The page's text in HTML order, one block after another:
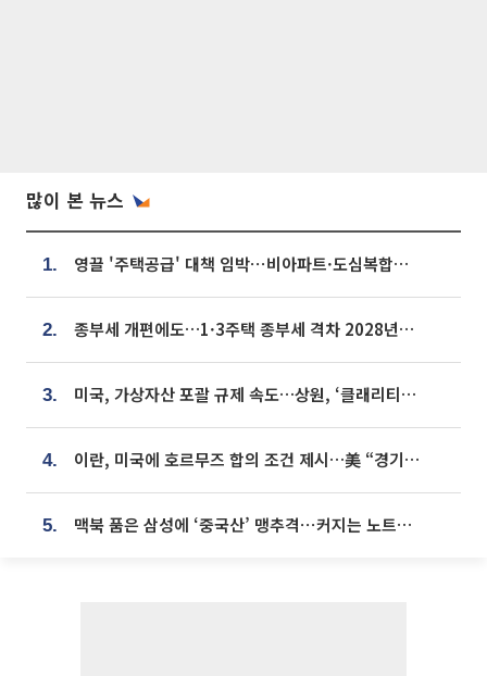
많이 본 뉴스
1. 영끌 '주택공급' 대책 임박⋯비아파트·도심복합까지 총동원
2. 종부세 개편에도…1·3주택 종부세 격차 2028년부터 확대
3. 미국, 가상자산 포괄 규제 속도…상원, ‘클래리티법’ 9월 절차투표 추진
4. 이란, 미국에 호르무즈 합의 조건 제시…美 “경기 아직 안 끝나” [종합]
5. 맥북 품은 삼성에 ‘중국산’ 맹추격⋯커지는 노트북 OLED 시장